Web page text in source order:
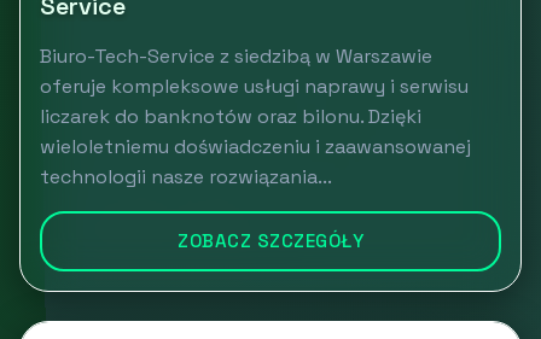
Biuro-Tech-Service z siedzibą w Warszawie
oferuje kompleksowe usługi naprawy i serwisu
liczarek do banknotów oraz bilonu. Dzięki
wieloletniemu doświadczeniu i zaawansowanej
technologii nasze rozwiązania...
ZOBACZ SZCZEGÓŁY